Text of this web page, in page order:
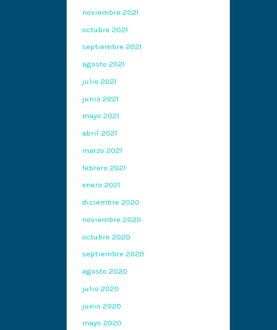
noviembre 2021
octubre 2021
septiembre 2021
agosto 2021
julio 2021
junio 2021
mayo 2021
abril 2021
marzo 2021
febrero 2021
enero 2021
diciembre 2020
noviembre 2020
octubre 2020
septiembre 2020
agosto 2020
julio 2020
junio 2020
mayo 2020